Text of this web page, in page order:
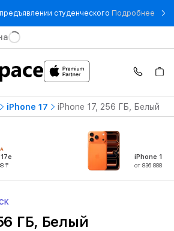
студенческого Подробнее - -
iPhone 17 iPhone 17, 256 ГБ, Белый
₸
iPhone 17
от 836 888 ₸
ГБ, Белый